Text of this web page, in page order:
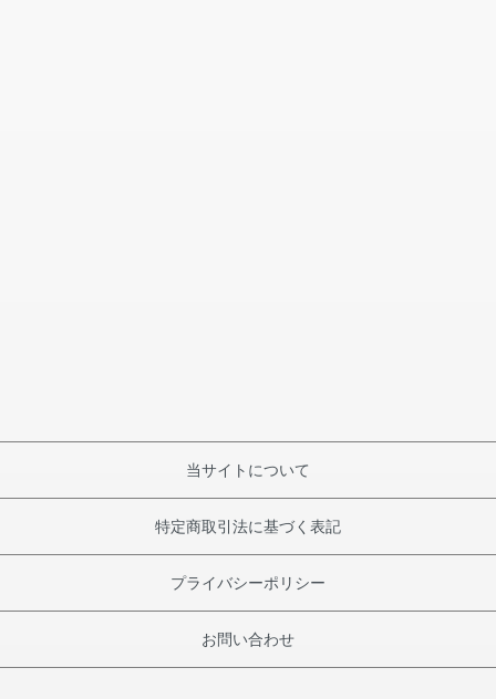
当サイトについて
特定商取引法に基づく表記
プライバシーポリシー
お問い合わせ